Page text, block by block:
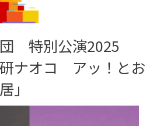
特別公演2025
ナオコ アッ！とお
」